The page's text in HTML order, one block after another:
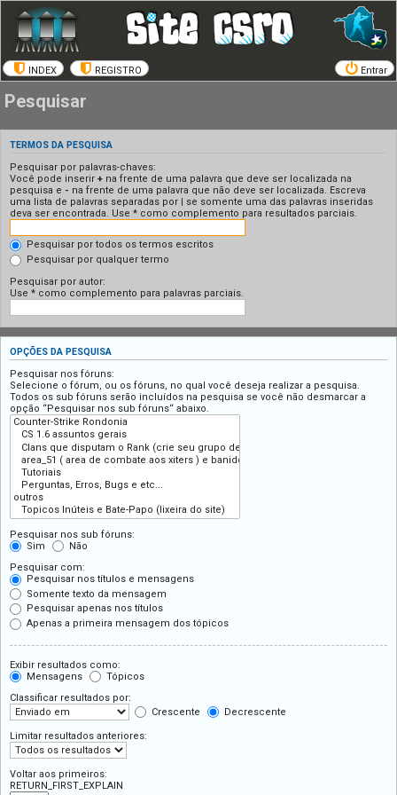
INDEX REGISTRO Entrar
Pesquisar
TERMOS DA PESQUISA
Pesquisar por palavras-chaves:
Você pode inserir + na frente de uma palavra que deve ser localizada na
pesquisa e - na frente de uma palavra que não deve ser localizada. Escreva
uma lista de palavras separadas por
se somente uma das palavras inseridas
deva ser encontrada. Use * como complemento para resultados parciais.
Pesquisar por todos os termos escritos
Pesquisar por qualquer termo
Pesquisar por autor:
Use * como complemento para palavras parciais.
OPÇÕES DA PESQUISA
Pesquisar nos fóruns:
Selecione o fórum, ou os fóruns, no qual você deseja realizar a pesquisa.
Todos os sub fóruns serão incluídos na pesquisa se você não desmarcar a
opção “Pesquisar nos sub fóruns“ abaixo.
Pesquisar nos sub fóruns:
Sim
Não
Pesquisar com:
Pesquisar nos títulos e mensagens
Somente texto da mensagem
Pesquisar apenas nos títulos
Apenas a primeira mensagem dos tópicos
Exibir resultados como:
Mensagens
Tópicos
Classificar resultados por:
Crescente
Decrescente
Limitar resultados anteriores:
Voltar aos primeiros:
RETURN_FIRST_EXPLAIN